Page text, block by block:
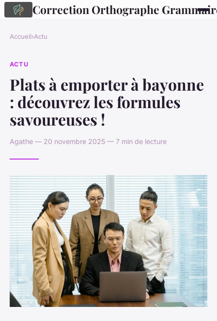
Correction Orthographe
Accueil›Actu
ACTU
Plats à emporter à bayonne
: découvrez les formules
savoureuses !
Agathe — 20 novembre 2025 — 7 min de lecture